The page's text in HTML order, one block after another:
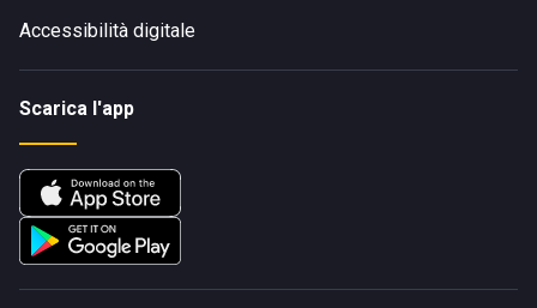
Accessibilità digitale
Scarica l'app